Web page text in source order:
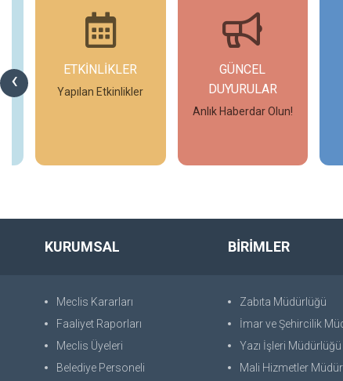
‹ ETKİNLİKLER
Yapılan Etkinlikler
GÜNCEL
DUYURULAR
Anlık Haberdar Olun!
KURUMSAL
Meclis Kararları
Faaliyet Raporları
Meclis Üyeleri
Belediye Personeli
BİRİMLER
Zabıta Müdürlüğü
İmar ve Şehircilik
Yazı İşleri Müdürlüğü
Mali Hizmetler